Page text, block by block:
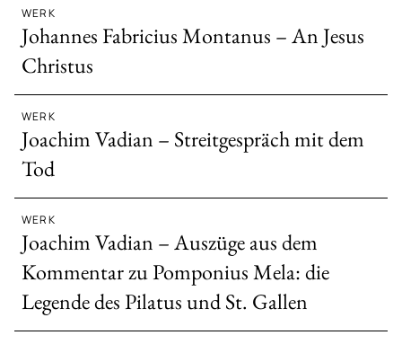
WERK
Johannes Fabricius Montanus – An Jesus
Christus
WERK
Joachim Vadian – Streitgespräch mit dem
Tod
WERK
Joachim Vadian – Auszüge aus dem
Kommentar zu Pomponius Mela: die
Legende des Pilatus und St. Gallen